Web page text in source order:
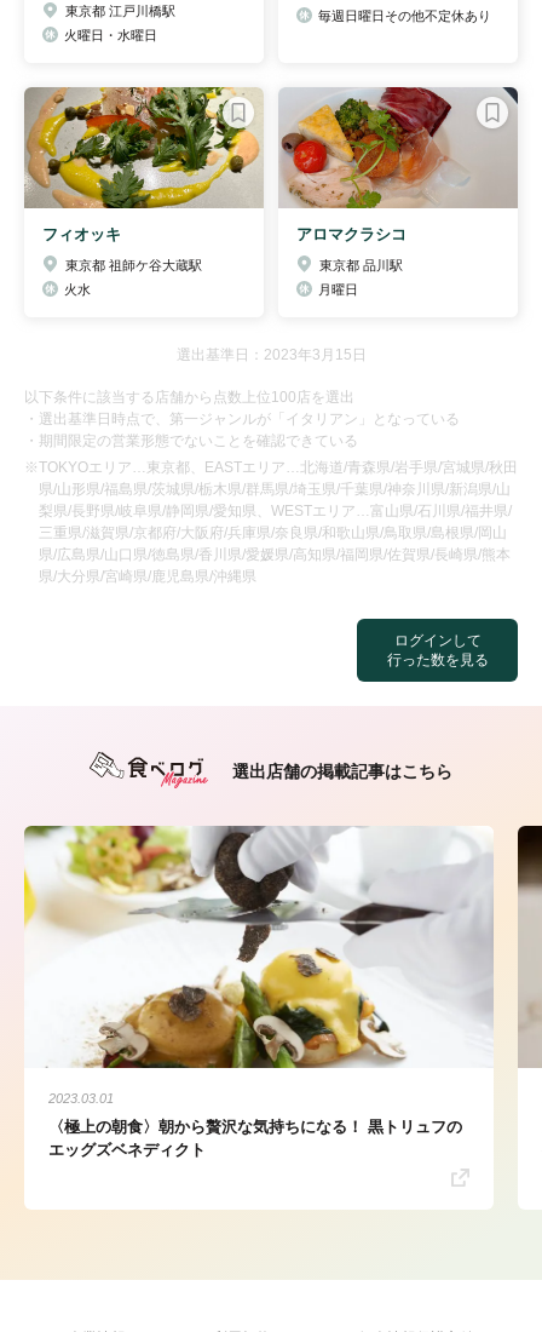
ログインして
行った数を見る
東京都 江戸川橋駅
火曜日・水曜日
毎週日曜日その他不定休あり
フィオッキ
東京都 祖師ケ谷大蔵駅
火水
アロマクラシコ
東京都 品川駅
月曜日
選出基準日：2023年3月15日
以下条件に該当する店舗から点数上位100店を選出
・選出基準日時点で、第一ジャンルが「イタリアン」となっている
・期間限定の営業形態でないことを確認できている
※TOKYOエリア…東京都、EASTエリア…北海道/青森県/岩手県/宮城県/秋田
県/山形県/福島県/茨城県/栃木県/群馬県/埼玉県/千葉県/神奈川県/新潟県/山
梨県/長野県/岐阜県/静岡県/愛知県、WESTエリア…富山県/石川県/福井県/
三重県/滋賀県/京都府/大阪府/兵庫県/奈良県/和歌山県/鳥取県/島根県/岡山
県/広島県/山口県/徳島県/香川県/愛媛県/高知県/福岡県/佐賀県/長崎県/熊本
県/大分県/宮崎県/鹿児島県/沖縄県
選出店舗の掲載記事はこちら
2023.03.01
〈極上の朝食〉朝から贅沢な気持ちになる！ 黒トリュフの
エッグズベネディクト